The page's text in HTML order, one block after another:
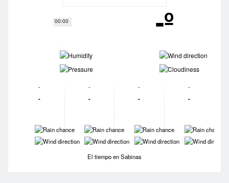
00:00 -º
-
-
-
-
-
-
-
-
-
-
-
-
-
-
-
-
-
-
-
-
El tiempo en Sabinas